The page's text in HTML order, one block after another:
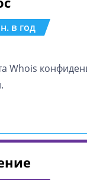
в год
Whois